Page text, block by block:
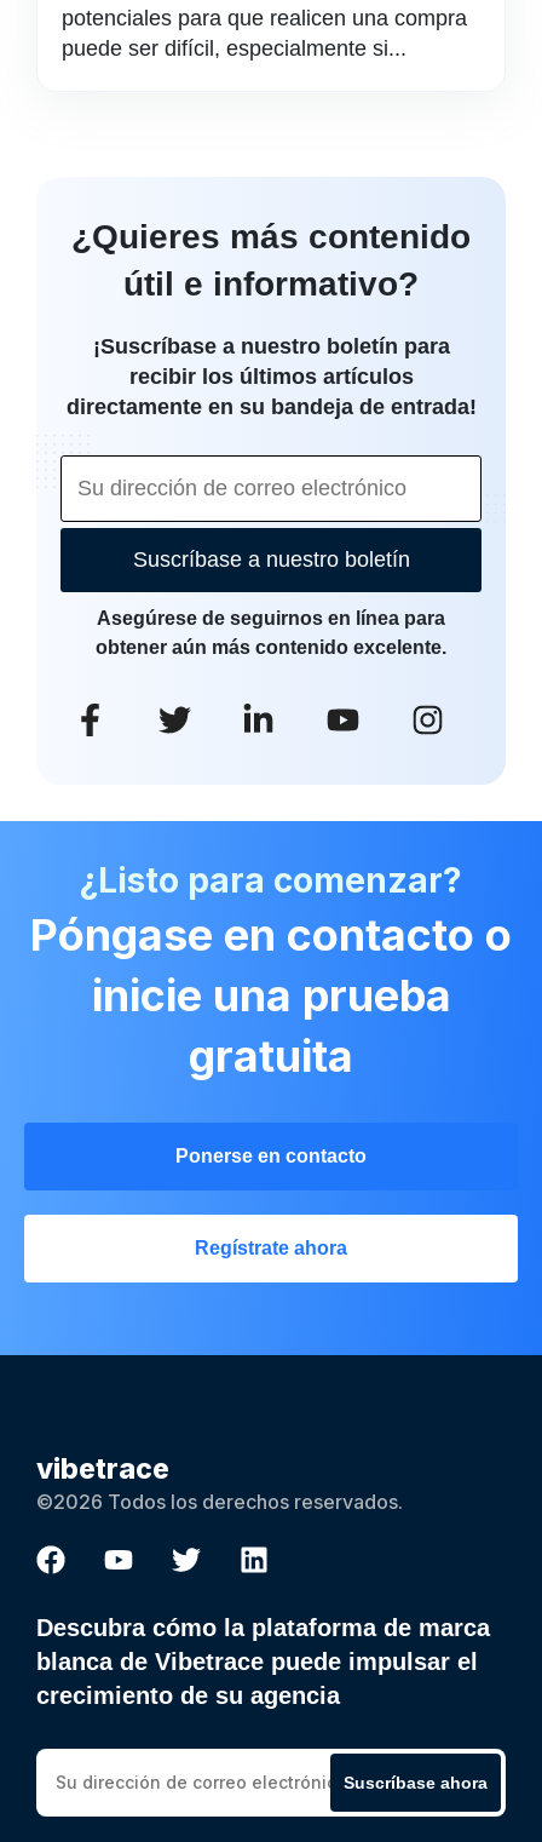
potenciales para que realicen una compra
puede ser difícil, especialmente si...
¿Quieres más contenido
útil e informativo?
¡Suscríbase a nuestro boletín para
recibir los últimos artículos
directamente en su bandeja de entrada!
Suscríbase a nuestro boletín
Asegúrese de seguirnos en línea para
obtener aún más contenido excelente.
¿Listo para comenzar?
Póngase en contacto o
inicie una prueba
gratuita
Ponerse en contacto
Regístrate ahora
vibetrace
©2026 Todos los derechos reservados.
Descubra cómo la plataforma de marca
blanca de Vibetrace puede impulsar el
crecimiento de su agencia
Suscríbase ahora